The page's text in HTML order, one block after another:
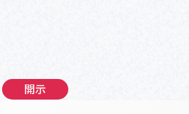
開示